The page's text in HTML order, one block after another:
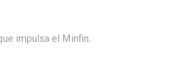
impulsa el Minfin.